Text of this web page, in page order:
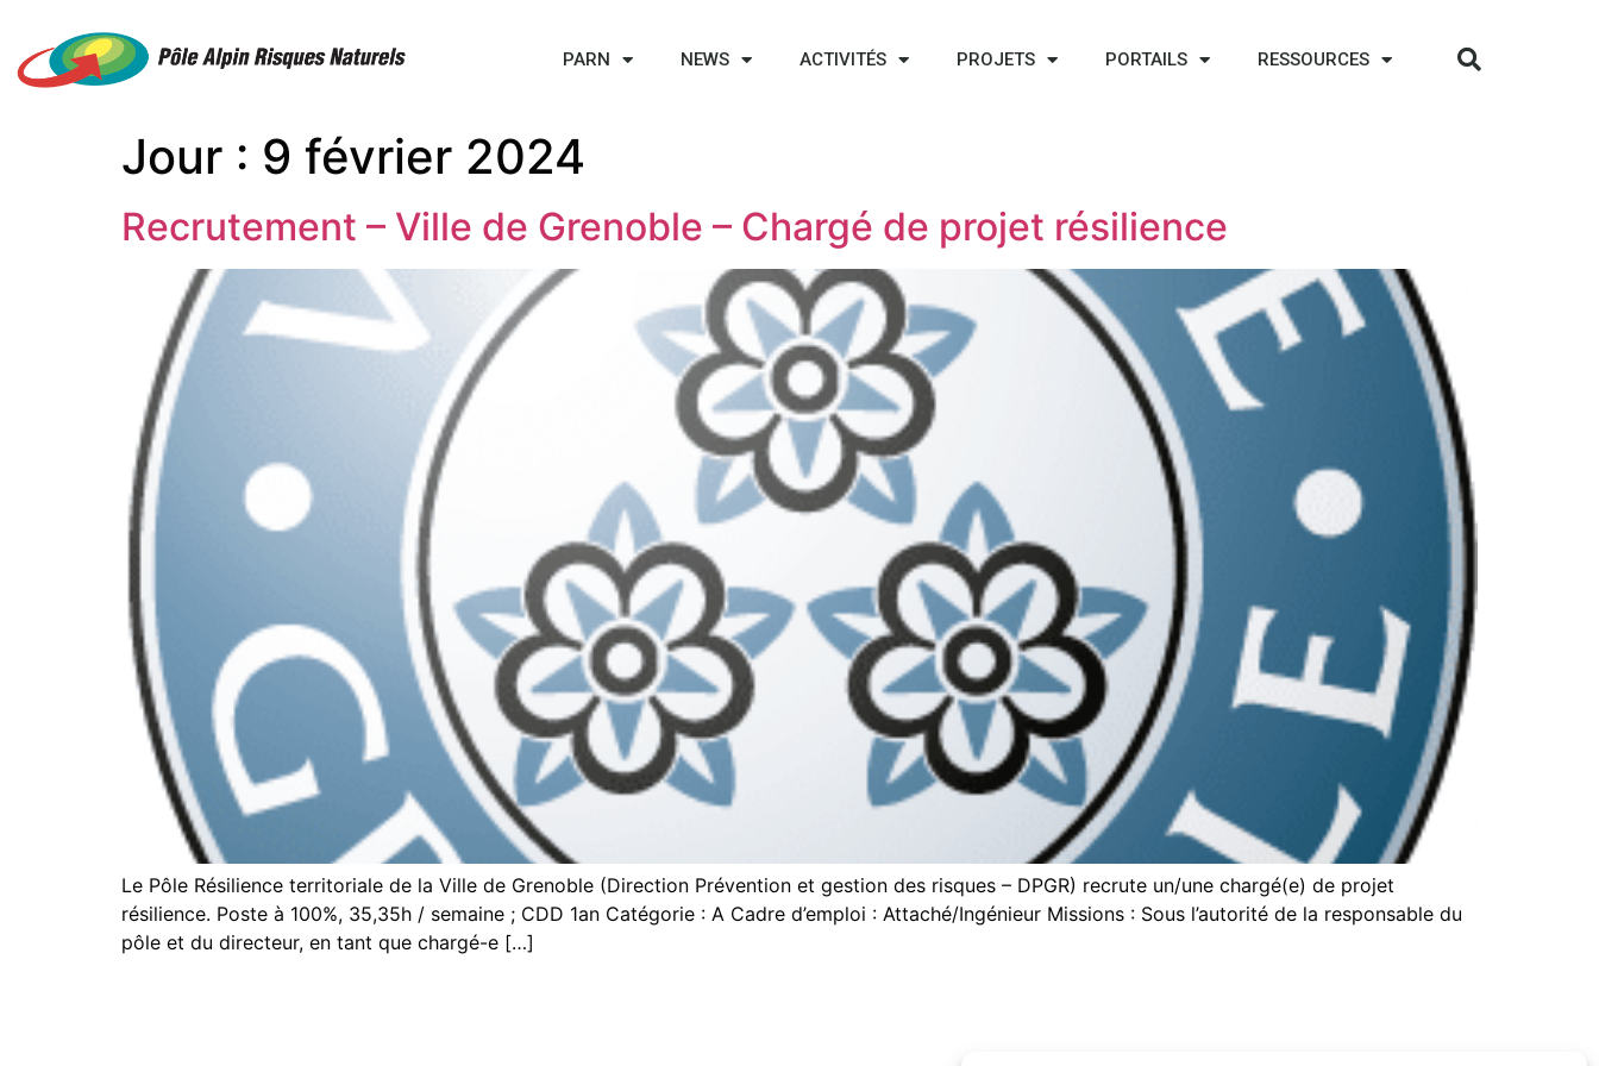
PARN NEWS ACTIVITÉS PROJETS PORTAILS RESSOURCES
Jour : 9 février 2024
Recrutement – Ville de Grenoble – Chargé de projet résilience
Le Pôle Résilience territoriale de la Ville de Grenoble (Direction Prévention et gestion des risques – DPGR) recrute un/une chargé(e) de projet
résilience. Poste à 100%, 35,35h / semaine ; CDD 1an Catégorie : A Cadre d’emploi : Attaché/Ingénieur Missions : Sous l’autorité de la responsable du
pôle et du directeur, en tant que chargé-e […]